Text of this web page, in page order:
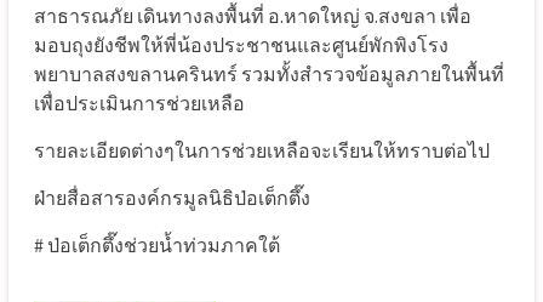
สาธารณภัย เดินทางลงพื้นที่ อ.หาดใหญ่ จ.สงขลา เพื่อ
มอบถุงยังชีพให้พี่น้องประชาชนและศูนย์พักพิงโรง
พยาบาลสงขลานครินทร์ รวมทั้งสำรวจข้อมูลภายในพื้นที่
เพื่อประเมินการช่วยเหลือ
รายละเอียดต่างๆในการช่วยเหลือจะเรียนให้ทราบต่อไป
ฝ่ายสื่อสารองค์กรมูลนิธิป่อเต็กตึ๊ง
# ป่อเต็กตึ๊งช่วยน้ำท่วมภาคใต้